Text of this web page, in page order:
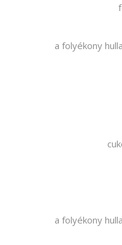
a folyékony
a folyékony